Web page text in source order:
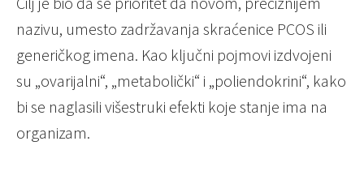
nazivu, umesto zadržavanja skraćenice PCOS ili
generičkog imena. Kao ključni pojmovi izdvojeni
su „ovarijalni“, „metabolički“ i „poliendokrini“, kako
bi se naglasili višestruki efekti koje stanje ima na
organizam.